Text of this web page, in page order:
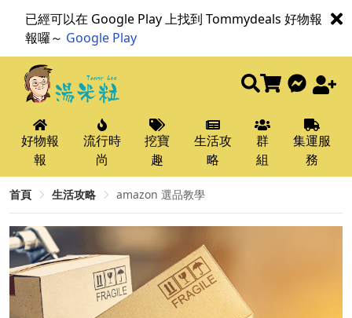
已經可以在 Google Play 上找到 Tommydeals 好物報
報囉～ Google Play
好物報
報
流行時
尚
挖寶
趣
生活攻
略
群
組
集運服
務
首頁 生活攻略 amazon 選品教學